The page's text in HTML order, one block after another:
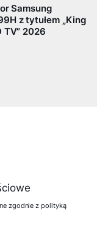
Samsung
z tytułem „King
TV” 2026
zgodnie z polityką